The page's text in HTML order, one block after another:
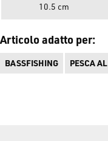
10.5 cm
Articolo adatto per:
BASSFISHING PESCA